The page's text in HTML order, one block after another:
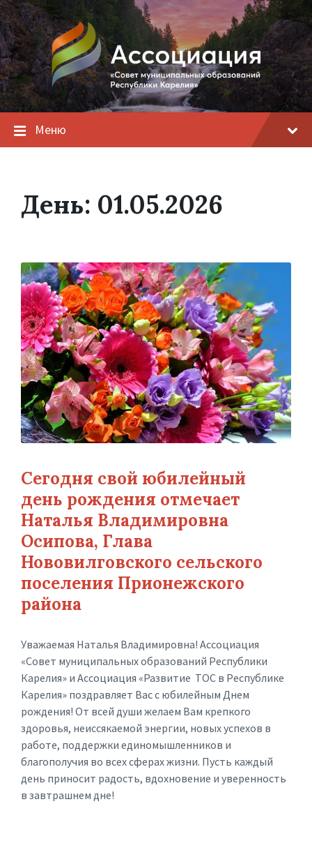
Меню
День: 01.05.2026
Сегодня свой юбилейный
день рождения отмечает
Наталья Владимировна
Осипова, Глава
Нововилговского сельского
поселения Прионежского
района
Уважаемая Наталья Владимировна! Ассоциация
«Совет муниципальных образований Республики
Карелия» и Ассоциация «Развитие ТОС в Республике
Карелия» поздравляет Вас с юбилейным Днем
рождения! От всей души желаем Вам крепкого
здоровья, неиссякаемой энергии, новыхуспехов в
работе, поддержки единомышленников и
благополучия во всехсферахжизни. Пусть каждый
день приносит радость, вдохновение и уверенность
в завтрашнем дне!